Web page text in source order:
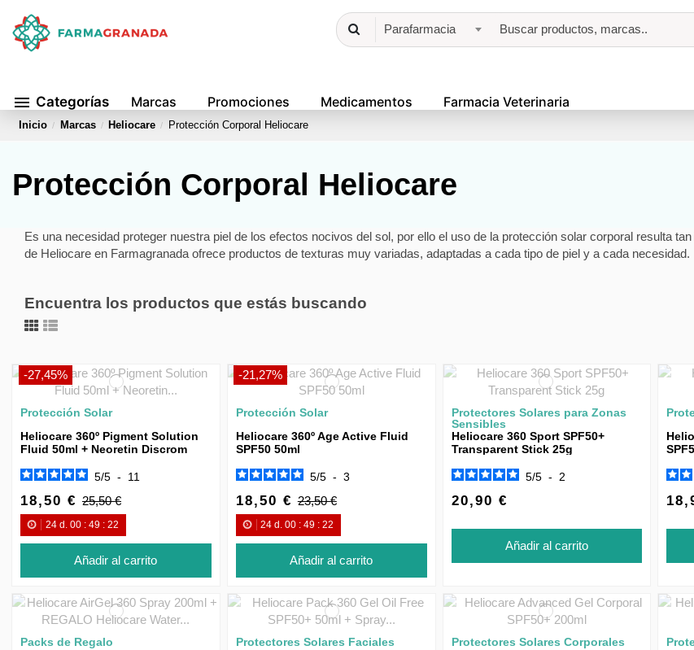
menu Categorías Marcas Promociones Medicamentos Farmacia Veterinaria
Parafarmacia
Inicio Marcas Heliocare Protección Corporal Heliocare
Protección Corporal Heliocare
Es una necesidad proteger nuestra piel de los efectos nocivos del sol, por ello el uso de la protección solar corporal resulta
de Heliocare en Farmagranada ofrece productos de texturas muy variadas, adaptadas a cada tipo de piel y a cada necesidad.
Encuentra los productos que estás buscando
-27,45%
Protección Solar
Heliocare 360º Pigment Solution
Fluid 50ml + Neoretin Discrom
5/5 - 11
18,50 € 25,50 €
24d. 00: 49: 22
Añadir al carrito
-21,27%
Protección Solar
Heliocare 360º Age Active Fluid
SPF50 50ml
5/5 - 3
18,50 €23,50 €
24 d. 00 :49 :22
Añadir al carrito
Protectores Solares para Zonas
Sensibles
Heliocare 360 Sport SPF50+
Transparent Stick 25g
5/5 - 2
20,90 €
Añadir al carrito
Packs de Regalo
Protectores Solares Faciales
Protectores Solares Corporales